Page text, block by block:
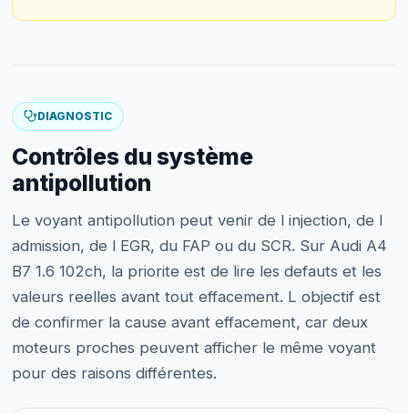
DIAGNOSTIC
Contrôles du système
antipollution
Le voyant antipollution peut venir de l injection, de l
admission, de l EGR, du FAP ou du SCR. Sur Audi A4
B7 1.6 102ch, la priorite est de lire les defauts et les
valeurs reelles avant tout effacement. L objectif est
de confirmer la cause avant effacement, car deux
moteurs proches peuvent afficher le même voyant
pour des raisons différentes.